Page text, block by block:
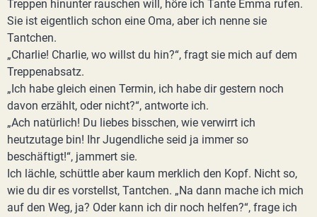
Treppen hinunter rauschen will, höre ich Tante Emma rufen.
Sie ist eigentlich schon eine Oma, aber ich nenne sie
Tantchen.
„Charlie! Charlie, wo willst du hin?“, fragt sie mich auf dem
Treppenabsatz.
„Ich habe gleich einen Termin, ich habe dir gestern noch
davon erzählt, oder nicht?“, antworte ich.
„Ach natürlich! Du liebes bisschen, wie verwirrt ich
heutzutage bin! Ihr Jugendliche seid ja immer so
beschäftigt!“, jammert sie.
Ich lächle, schüttle aber kaum merklich den Kopf. Nicht so,
wie du dir es vorstellst, Tantchen. „Na dann mache ich mich
auf den Weg, ja? Oder kann ich dir noch helfen?“, frage ich